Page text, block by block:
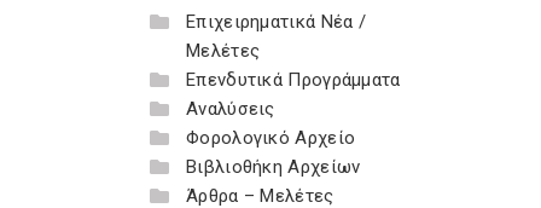
Επιχειρηματικά Νέα /
Μελέτες
Επενδυτικά Προγράμματα
Αναλύσεις
Φορολογικό Αρχείο
Βιβλιοθήκη Αρχείων
Άρθρα – Μελέτες